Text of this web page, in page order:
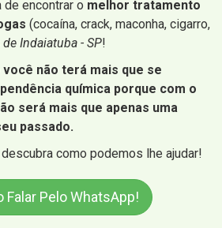
de encontrar o melhor tratamento
(cocaína, crack, maconha, cigarro,
Indaiatuba - SP!
não terá mais que se
química porque com o
será mais que apenas uma
passado.
como podemos lhe ajudar!
Falar Pelo WhatsApp!